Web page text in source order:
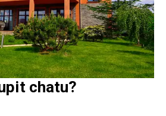
chatu?